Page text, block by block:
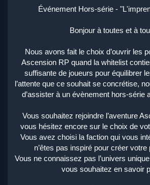
Événement Hors-série -
Bonjour à toutes et à
Nous avons fait le choix d’ouvrir les
Ascension RP quand la whitelist
suffisante de joueurs pour équilibrer
l’attente que ce souhait se concrétise,
d’assister à un évènement hors-série
Vous souhaitez rejoindre l’aventure
vous hésitez encore sur le choix de
Vous avez choisi la faction qui vous
n’êtes pas inspiré pour créer votre
Vous ne connaissez pas l’univers
vous souhaitez en savoir